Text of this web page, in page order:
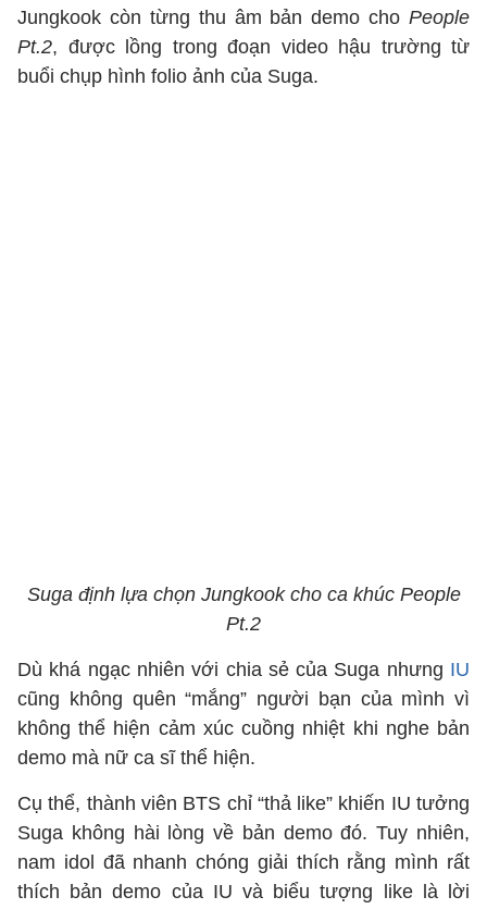
Jungkook còn từng thu âm bản demo cho People
Pt.2, được lồng trong đoạn video hậu trường từ
buổi chụp hình folio ảnh của Suga.
Suga định lựa chọn Jungkook cho ca khúc People
Pt.2
Dù khá ngạc nhiên với chia sẻ của Suga nhưng IU
cũng không quên “mắng” người bạn của mình vì
không thể hiện cảm xúc cuồng nhiệt khi nghe bản
demo mà nữ ca sĩ thể hiện.
Cụ thể, thành viên BTS chỉ “thả like” khiến IU tưởng
Suga không hài lòng về bản demo đó. Tuy nhiên,
nam idol đã nhanh chóng giải thích rằng mình rất
thích bản demo của IU và biểu tượng like là lời